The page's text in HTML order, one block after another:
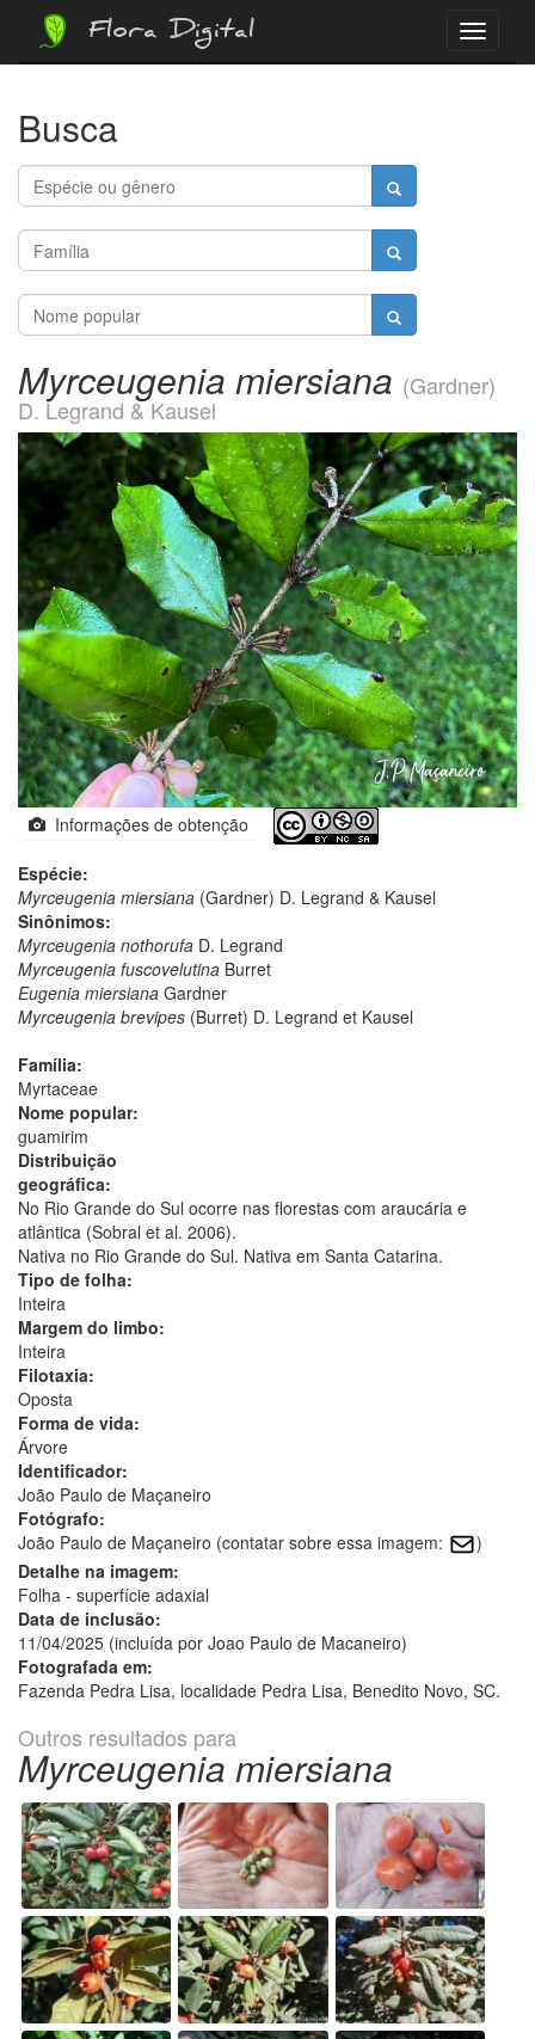
Menu
Flora Digital
Busca
Myrceugenia miersiana (Gardner)
D. Legrand & Kausel
Informações de obtenção
Espécie:
Myrceugenia miersiana (Gardner) D. Legrand & Kausel
Sinônimos:
Myrceugenia nothorufa D. Legrand
Myrceugenia fuscovelutina Burret
Eugenia miersiana Gardner
Myrceugenia brevipes (Burret) D. Legrand et Kausel
Família:
Myrtaceae
Nome popular:
guamirim
Distribuição
geográfica:
No Rio Grande do Sul ocorre nas florestas com araucária e
atlântica (Sobral et al. 2006).
Nativa no Rio Grande do Sul. Nativa em Santa Catarina.
Tipo de folha:
Inteira
Margem do limbo:
Inteira
Filotaxia:
Oposta
Forma de vida:
Árvore
Identificador:
João Paulo de Maçaneiro
Fotógrafo:
João Paulo de Maçaneiro (contatar sobre essa imagem:
)
Detalhe na imagem:
Folha - superfície adaxial
Data de inclusão:
11/04/2025 (incluída por Joao Paulo de Macaneiro)
Fotografada em:
Fazenda Pedra Lisa, localidade Pedra Lisa, Benedito Novo, SC.
Outros resultados para
Myrceugenia miersiana